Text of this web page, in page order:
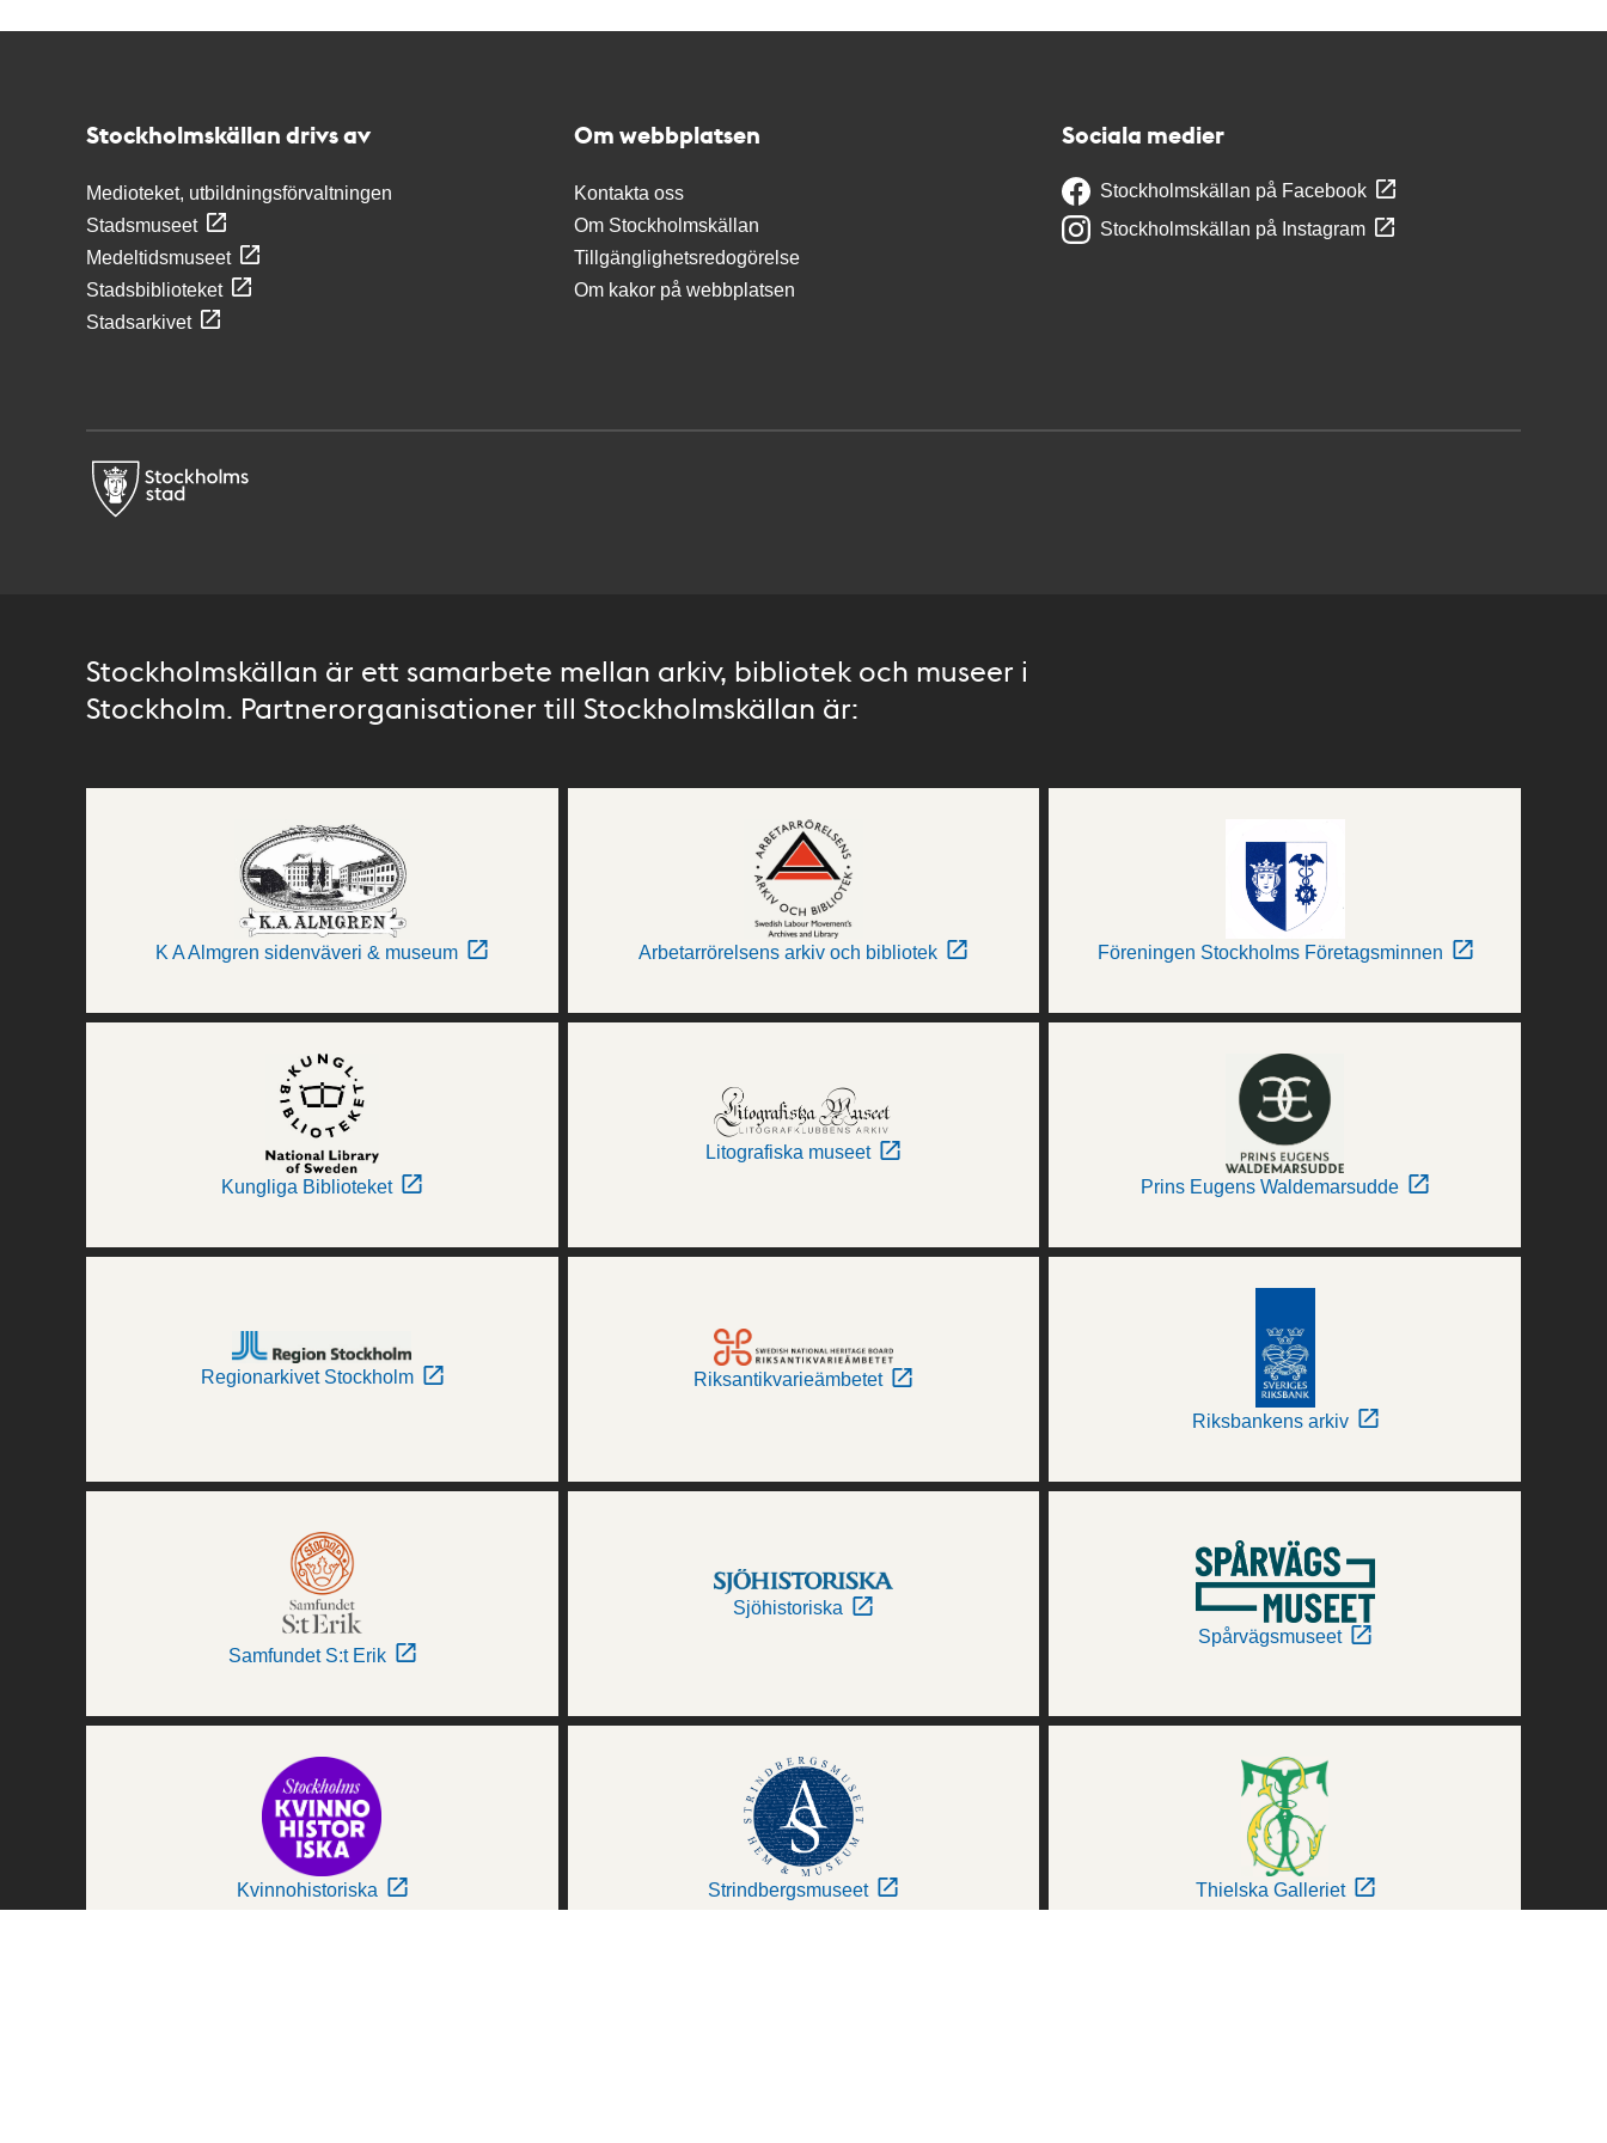
Stockholmskällan drivs av
Medioteket, utbildningsförvaltningen
Stadsmuseet
Medeltidsmuseet
Stadsbiblioteket
Stadsarkivet
Om webbplatsen
Kontakta oss
Om Stockholmskällan
Tillgänglighetsredogörelse
Om kakor på webbplatsen
Sociala medier
Stockholmskällan på Facebook
Stockholmskällan på Instagram
Stockholmskällan är ett samarbete mellan arkiv, bibliotek och museer i
Stockholm. Partnerorganisationer till Stockholmskällan är:
K A Almgren sidenväveri & museum Arbetarrörelsens arkiv och bibliotek Föreningen Stockholms Företagsminnen
Kungliga Biblioteket
Litografiska museet
Prins Eugens Waldemarsudde
Regionarkivet Stockholm Riksantikvarieämbetet
Riksbankens arkiv
Samfundet S:t Erik
Sjöhistoriska
Spårvägsmuseet
Kvinnohistoriska Strindbergsmuseet Thielska Galleriet